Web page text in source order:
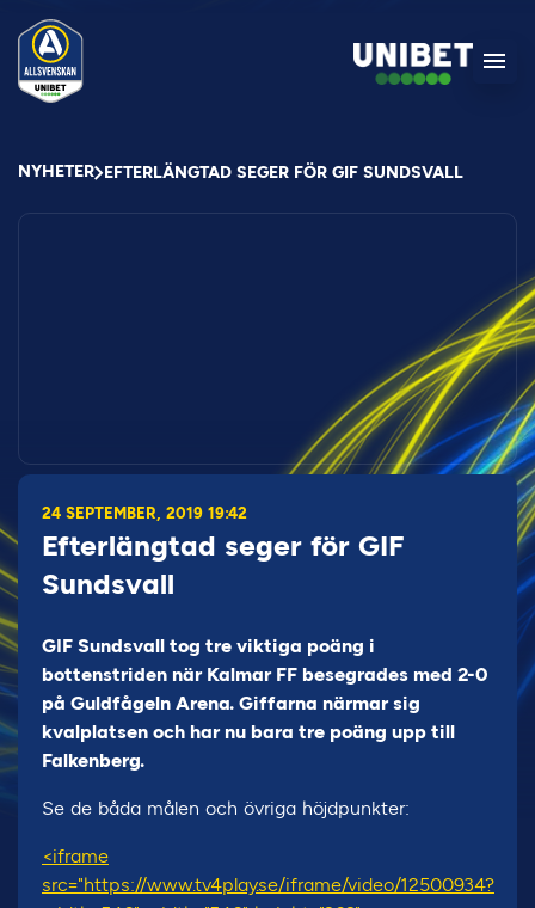
NYHETER EFTERLÄNGTAD SEGER FÖR GIF SUNDSVALL
24 SEPTEMBER, 2019 19:42
Efterlängtad seger för GIF
Sundsvall
GIF Sundsvall tog tre viktiga poäng i
bottenstriden när Kalmar FF besegrades med 2-0
på Guldfågeln Arena. Giffarna närmar sig
kvalplatsen och har nu bara tre poäng upp till
Falkenberg.
Se de båda målen och övriga höjdpunkter:
<iframe
src="https://www.tv4play.se/iframe/video/12500934?